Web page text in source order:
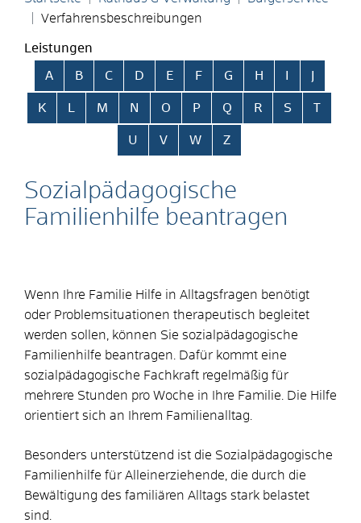
Verfahrensbeschreibungen
Leistungen
Alphabetisches Register überspringen
A B C D E F G H
K L M N O P Q R S T
U V W Z
Sozialpädagogische
Familienhilfe beantragen
Wenn Ihre Familie Hilfe in Alltagsfragen benötigt
oder Problemsituationen therapeutisch begleitet
werden sollen, können Sie sozialpädagogische
Familienhilfe beantragen.
Dafür kommt eine
sozialpädagogische Fachkraft regelmäßig für
mehrere Stunden pro Woche in Ihre Familie. Die Hilfe
orientiert sich an Ihrem Familienalltag.
Besonders unterstützend ist die Sozialpädagogische
Familienhilfe für Alleinerziehende, die durch die
Bewältigung des familiären Alltags stark belastet
sind.